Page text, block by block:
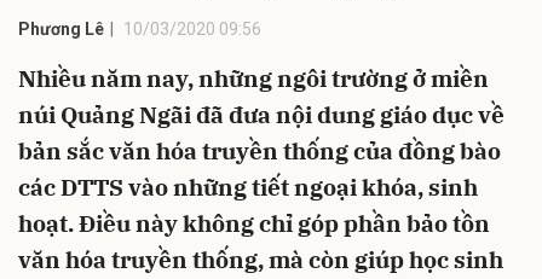
Phương Lê 10/03/2020 09:56
Nhiều năm nay, những ngôi trường ở miền
núi Quảng Ngãi đã đưa nội dung giáo dục về
bản sắc văn hóa truyền thống của đồng bào
các DTTS vào những tiết ngoại khóa, sinh
hoạt. Điều này không chỉ góp phần bảo tồn
văn hóa truyền thống, mà còn giúp học sinh